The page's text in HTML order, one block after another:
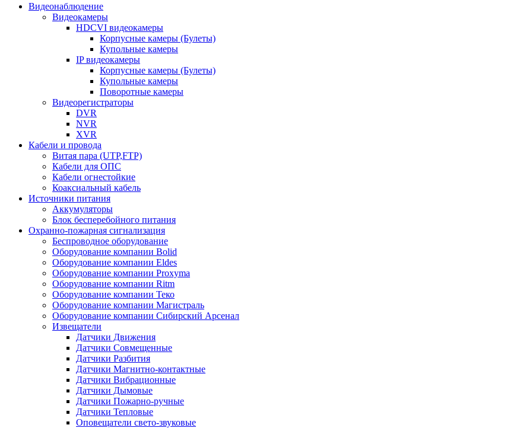
Видеонаблюдение
Видеокамеры
HDCVI видеокамеры
Корпусные камеры (Булеты)
Купольные камеры
IP видеокамеры
Корпусные камеры (Булеты)
Купольные камеры
Поворотные камеры
Видеорегистраторы
DVR
NVR
XVR
Кабели и провода
Витая пара (UTP,FTP)
Кабели для ОПС
Кабели огнестойкие
Коаксиальный кабель
Источники питания
Аккумуляторы
Блок бесперебойного питания
Охранно-пожарная сигнализация
Беспроводное оборудование
Оборудование компании Bolid
Оборудование компании Eldes
Оборудование компании Proxyma
Оборудование компании Ritm
Оборудование компании Теко
Оборудование компании Магистраль
Оборудование компании Сибирский Арсенал
Извещатели
Датчики Движения
Датчики Совмещенные
Датчики Разбития
Датчики Магнитно-контактные
Датчики Вибрационные
Датчики Дымовые
Датчики Пожарно-ручные
Датчики Тепловые
Оповещатели свето-звуковые